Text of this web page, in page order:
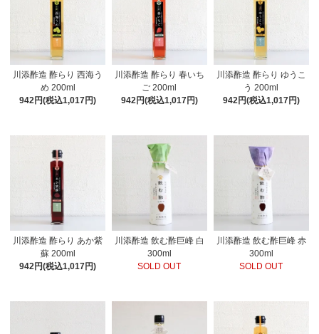
川添酢造 酢らり 西海う
め 200ml
942円(税込1,017円)
川添酢造 酢らり 春いち
ご 200ml
942円(税込1,017円)
川添酢造 酢らり ゆうこ
う 200ml
942円(税込1,017円)
川添酢造 酢らり あか紫
蘇 200ml
942円(税込1,017円)
川添酢造 飲む酢巨峰 白
300ml
SOLD OUT
川添酢造 飲む酢巨峰 赤
300ml
SOLD OUT